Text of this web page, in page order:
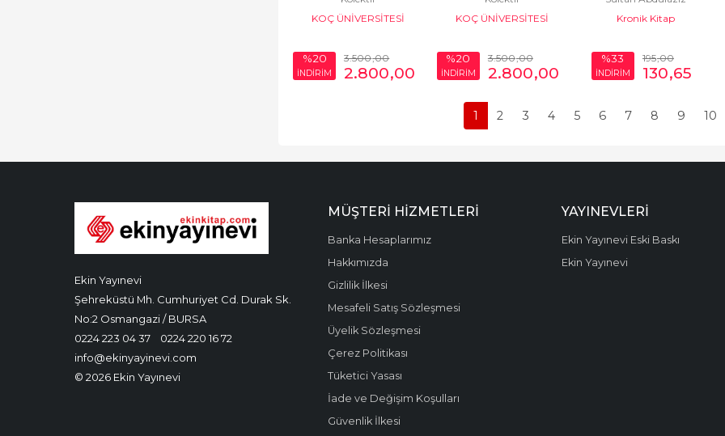
Kadın - Erkek
Kadın Sorunları -
Kırtasiye
Kişisel Gelişim
KOÇ ÜNİVERSİTESİ
%20
İNDİRİM
3.500,00
2.800,00
KOÇ ÜNİVERSİTESİ
%20
İNDİRİM
3.500,00
2.800,00
Kronik Kitap
%33
İNDİRİM
195,00
130,65
1 2 3 4 5 6 7 8 9 10
Ekin Yayınevi
Şehreküstü Mh. Cumhuriyet Cd. Durak Sk.
No:2 Osmangazi / BURSA
0224 223 04 37
0224 220 16 72
info@ekinyayinevi.com
© 2026 Ekin Yayınevi
MÜŞTERI HIZMETLERI
Banka Hesaplarımız
Hakkımızda
Gizlilik İlkesi
Mesafeli Satış Sözleşmesi
Üyelik Sözleşmesi
Çerez Politikası
Tüketici Yasası
İade ve Değişim Koşulları
Güvenlik İlkesi
YAYINEVLERI
Ekin Yayınevi Eski Baskı
Ekin Yayınevi